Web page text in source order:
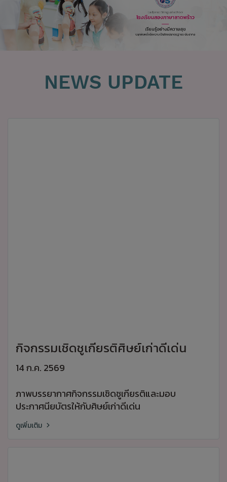
NEWS UPDATE
กิจกรรมเชิดชูเกียรติศิษย์เก่าดีเด่น
14 ก.ค. 2569
ภาพบรรยากาศกิจกรรมเชิดชูเกียรติและมอบ
ประกาศนียบัตรให้กับศิษย์เก่าดีเด่น
ดูเพิ่มเติม